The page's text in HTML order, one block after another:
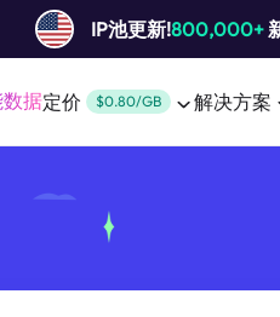
IP池更新!800,000+
据定价 $0.80/GB 解决方案